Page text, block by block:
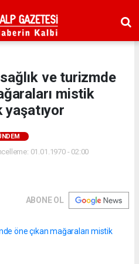
ve turizmde
mistik
yaşatıyor
01.01.1970 - 02:00
ABONE OL